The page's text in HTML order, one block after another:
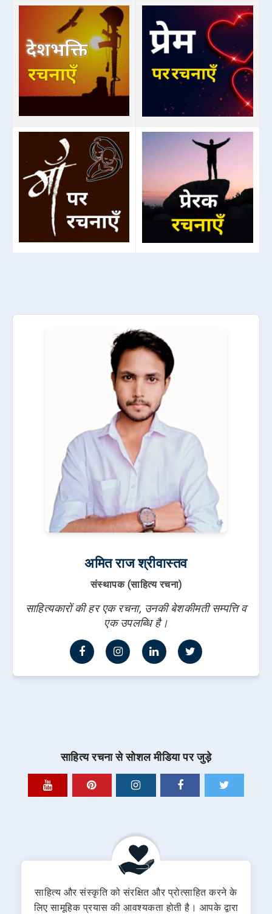
अमित राज श्रीवास्तव
संस्थापक (साहित्य रचना)
साहित्यकारों की हर एक रचना, उनकी बेशकीमती सम्पत्ति व
एक उपलब्धि है।
साहित्य रचना से सोशल मीडिया पर जुड़े
साहित्य और संस्कृति को संरक्षित और प्रोत्साहित करने के
लिए सामूहिक प्रयास की आवश्यकता होती है। आपके द्वारा